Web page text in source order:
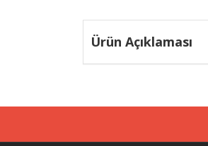
Ürün Açıklaması